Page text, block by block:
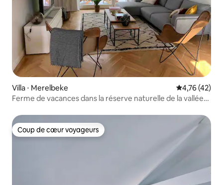
Villa ⋅ Merelbeke Évaluation
4,76 (42)
Ferme de vacances dans la réserve naturelle de la vallée
Coup de cœur voyageurs
Coup de cœur voyageurs